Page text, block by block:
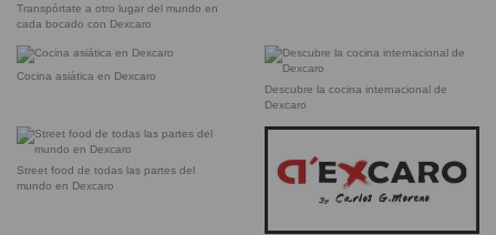
Transpórtate a otro lugar del mundo en
cada bocado con Dexcaro
Cocina asiática en Dexcaro
Descubre la cocina internacional de
Dexcaro
Street food de todas las partes del
mundo en Dexcaro